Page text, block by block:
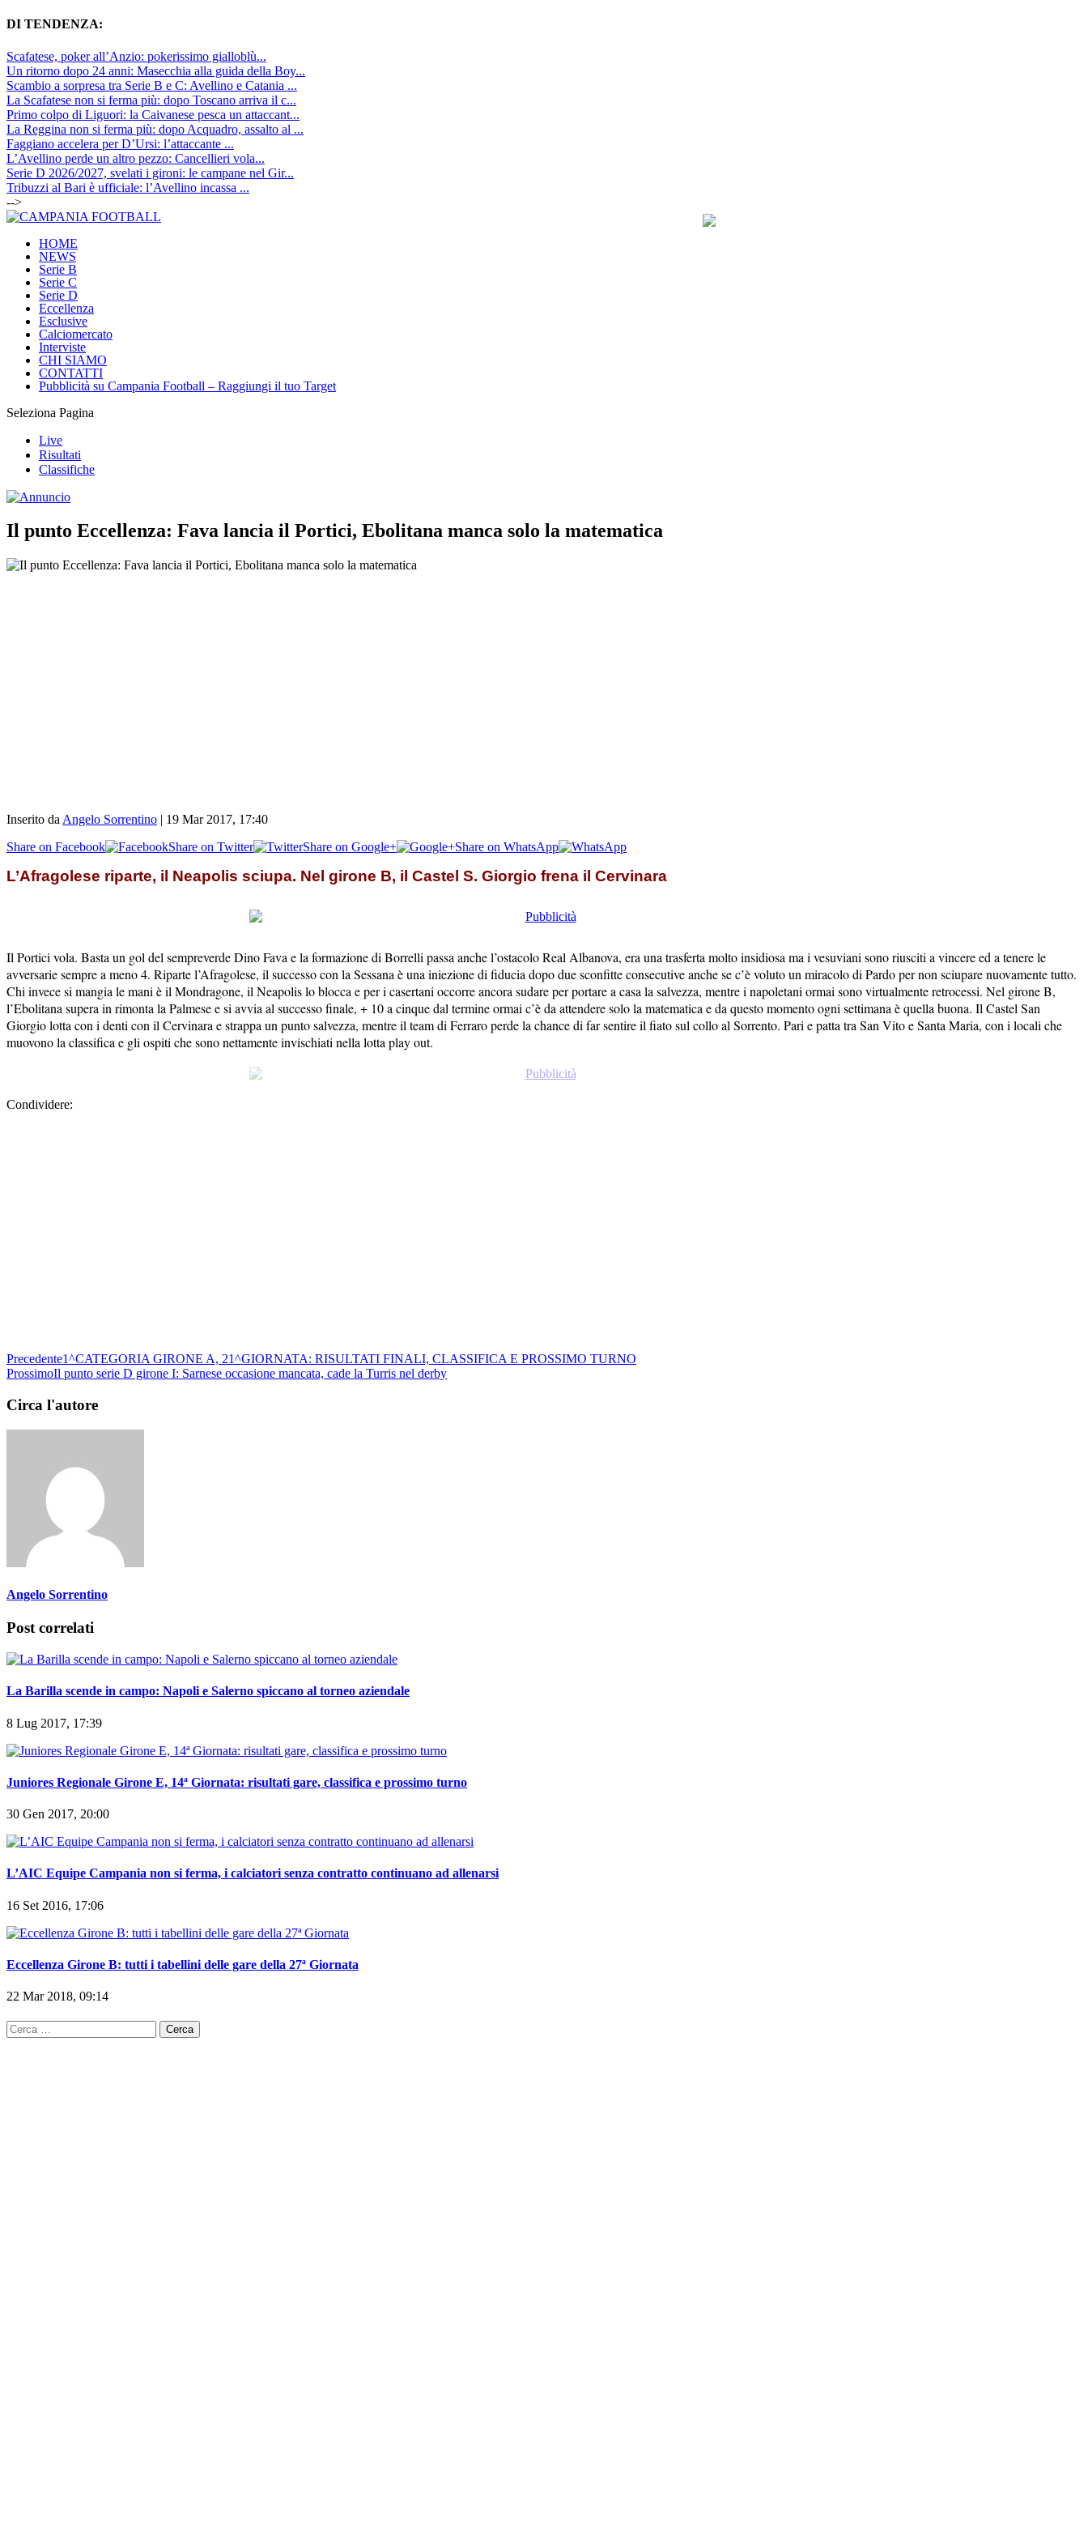
DI TENDENZA:
Scafatese, poker all’Anzio: pokerissimo gialloblù...
Un ritorno dopo 24 anni: Masecchia alla guida della Boy...
Scambio a sorpresa tra Serie B e C: Avellino e Catania ...
La Scafatese non si ferma più: dopo Toscano arriva il c...
Primo colpo di Liguori: la Caivanese pesca un attaccant...
La Reggina non si ferma più: dopo Acquadro, assalto al ...
Faggiano accelera per D’Ursi: l’attaccante ...
L’Avellino perde un altro pezzo: Cancellieri vola...
Serie D 2026/2027, svelati i gironi: le campane nel Gir...
Tribuzzi al Bari è ufficiale: l’Avellino incassa ...
-->
HOME
NEWS
Serie B
Serie C
Serie D
Eccellenza
Esclusive
Calciomercato
Interviste
CHI SIAMO
CONTATTI
Pubblicità su Campania Football – Raggiungi il tuo Target
Seleziona Pagina
Live
Risultati
Classifiche
Il punto Eccellenza: Fava lancia il Portici, Ebolitana manca solo la matematica
Inserito da Angelo Sorrentino | 19 Mar 2017, 17:40
Share on Facebook
Share on Twitter Share on Google+ Share on WhatsApp
L’Afragolese riparte, il Neapolis sciupa. Nel girone B, il Castel S. Giorgio frena il Cervinara
Il Portici vola. Basta un gol del sempreverde Dino Fava e la formazione di Borrelli passa anche l’ostacolo Real Albanova, era una trasferta molto insidiosa ma i vesuviani sono riusciti a vincere ed a tenere le
avversarie sempre a meno 4. Riparte l’Afragolese, il successo con la Sessana è una iniezione di fiducia dopo due sconfitte consecutive anche se c’è voluto un miracolo di Pardo per non sciupare nuovamente tutto.
Chi invece si mangia le mani è il Mondragone, il Neapolis lo blocca e per i casertani occorre ancora sudare per portare a casa la salvezza, mentre i napoletani ormai sono virtualmente retrocessi. Nel girone B,
l’Ebolitana supera in rimonta la Palmese e si avvia al successo finale, + 10 a cinque dal termine ormai c’è da attendere solo la matematica e da questo momento ogni settimana è quella buona. Il Castel San
Giorgio lotta con i denti con il Cervinara e strappa un punto salvezza, mentre il team di Ferraro perde la chance di far sentire il fiato sul collo al Sorrento. Pari e patta tra San Vito e Santa Maria, con i locali che
muovono la classifica e gli ospiti che sono nettamente invischiati nella lotta play out.
Condividere:
Precedente1^CATEGORIA GIRONE A, 21^GIORNATA: RISULTATI FINALI, CLASSIFICA E PROSSIMO TURNO
ProssimoIl punto serie D girone I: Sarnese occasione mancata, cade la Turris nel derby
Circa l'autore
Angelo Sorrentino
Post correlati
La Barilla scende in campo: Napoli e Salerno spiccano al torneo aziendale
8 Lug 2017, 17:39
Juniores Regionale Girone E, 14ª Giornata: risultati gare, classifica e prossimo turno
30 Gen 2017, 20:00
L’AIC Equipe Campania non si ferma, i calciatori senza contratto continuano ad allenarsi
16 Set 2016, 17:06
Eccellenza Girone B: tutti i tabellini delle gare della 27ª Giornata
22 Mar 2018, 09:14
Ricerca
per: